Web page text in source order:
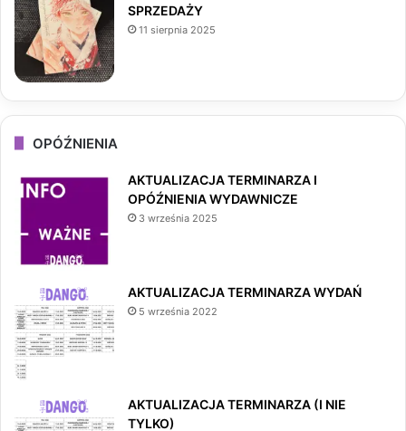
SPRZEDAŻY
11 sierpnia 2025
OPÓŹNIENIA
AKTUALIZACJA TERMINARZA I
OPÓŹNIENIA WYDAWNICZE
3 września 2025
AKTUALIZACJA TERMINARZA WYDAŃ
5 września 2022
AKTUALIZACJA TERMINARZA (I NIE
TYLKO)